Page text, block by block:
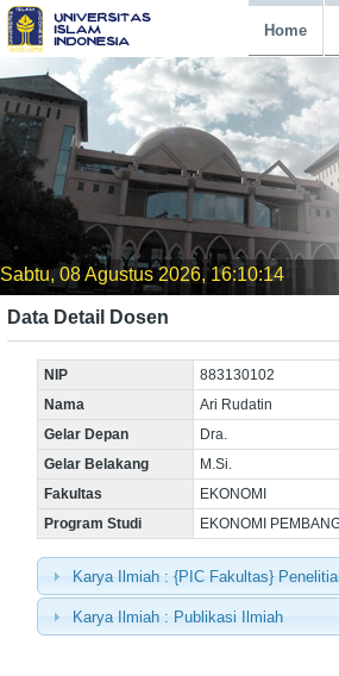
Home
Sabtu, 08 Agustus 2026, 16:10:14
Data Detail Dosen
NIP
883130102
Nama
Ari Rudatin
Gelar Depan
Dra.
Gelar Belakang
M.Si.
Fakultas
EKONOMI
Program Studi
EKONOMI
Karya Ilmiah : {PIC Fakultas}
Karya Ilmiah : Publikasi Ilmiah